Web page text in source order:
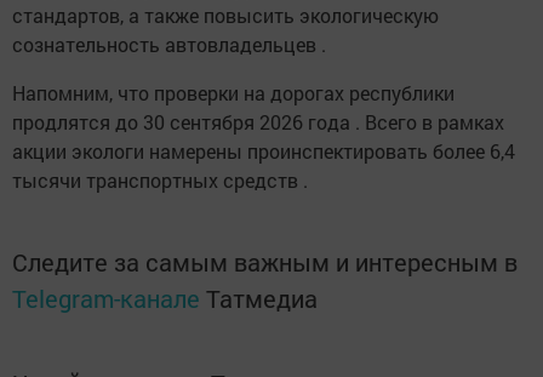
стандартов, а также повысить экологическую
сознательность автовладельцев .
Напомним, что проверки на дорогах республики
продлятся до 30 сентября 2026 года . Всего в рамках
акции экологи намерены проинспектировать более 6,4
тысячи транспортных средств .
Следите за самым важным и интересным в
Telegram-канале Татмедиа